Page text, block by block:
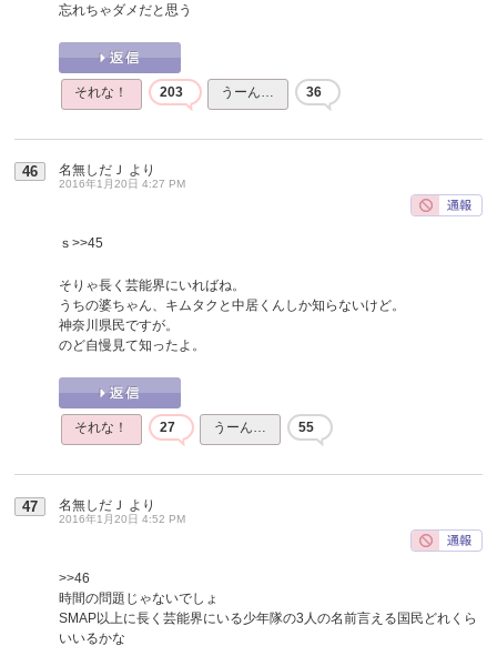
忘れちゃダメだと思う
それな！ 203 うーん… 36
46 名無しだＪ より
2016年1月20日 4:27 PM
ｓ >>45
そりゃ長く芸能界にいればね。
うちの婆ちゃん、キムタクと中居くんしか知らないけど。
神奈川県民ですが。
のど自慢見て知ったよ。
それな！ 27 うーん… 55
47 名無しだＪ より
2016年1月20日 4:52 PM
>>46
時間の問題じゃないでしょ
SMAP以上に長く芸能界にいる少年隊の3人の名前言える国民どれくら
いいるかな